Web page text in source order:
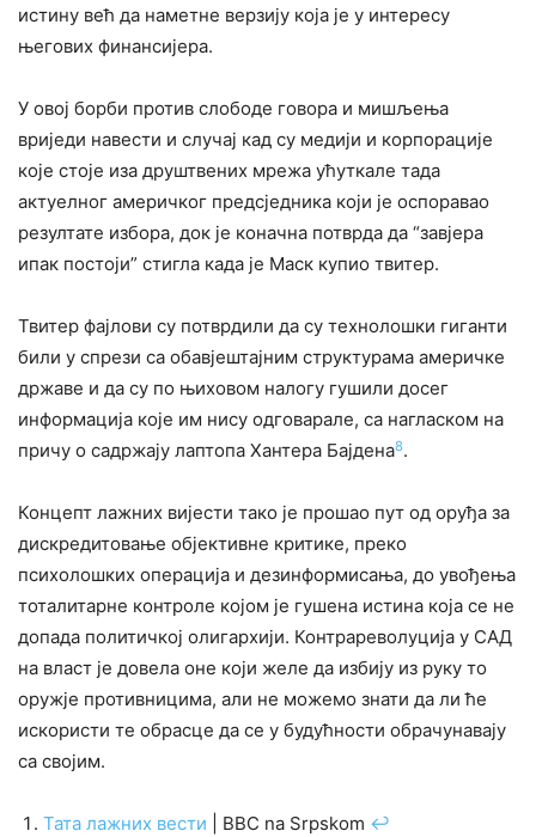
истину већ да наметне верзију која је у интересу
његових финансијера.
У овој борби против слободе говора и мишљења
вриједи навести и случај кад су медији и корпорације
које стоје иза друштвених мрежа ућуткале тада
актуелног америчког предсједника који је оспоравао
резултате избора, док је коначна потврда да “завјера
ипак постоји” стигла када је Маск купио твитер.
Твитер фајлови су потврдили да су технолошки гиганти
били у спрези са обавјештајним структурама америчке
државе и да су по њиховом налогу гушили досег
информација које им нису одговарале, са нагласком на
причу о садржају лаптопа Хантера Бајдена8.
Концепт лажних вијести тако је прошао пут од оруђа за
дискредитовање објективне критике, преко
психолошких операција и дезинформисања, до увођења
тоталитарне контроле којом је гушена истина која се не
допада политичкој олигархији. Контрареволуција у САД
на власт је довела оне који желе да избију из руку то
оружје противницима, али не можемо знати да ли ће
искористи те обрасце да се у будућности обрачунавају
са својим.
Тата лажних вести | BBC na Srpskom ↩︎